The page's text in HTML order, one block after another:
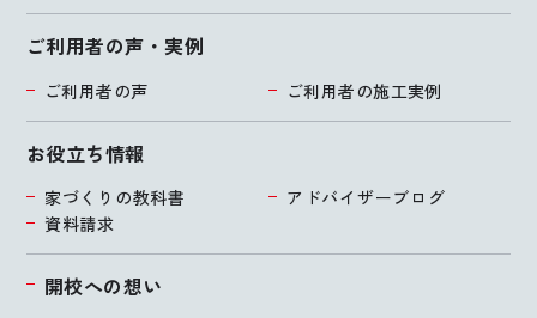
ご利用者の声・実例
ご利用者の声 ご利用者の施工実例
お役立ち情報
家づくりの教科書
アドバイザーブログ
資料請求
開校への想い